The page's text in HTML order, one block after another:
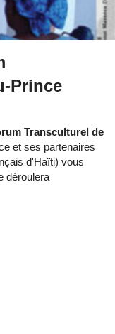
Prince
Transculturel de
et ses partenaires
d'Haïti) vous
déroulera